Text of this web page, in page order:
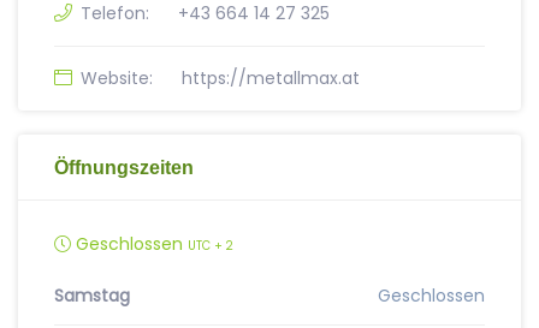
Telefon: +43 664 14 27 325
Website: https://metallmax.at
Öffnungszeiten
Geschlossen UTC + 2
Samstag Geschlossen